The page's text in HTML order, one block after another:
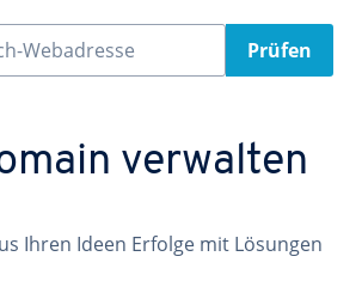
Webadresse Prüfen
verwalten
Ihren Ideen Erfolge mit Lösungen